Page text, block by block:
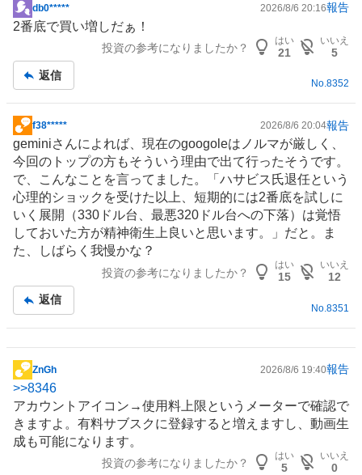
掲
示
事
db0***** 2026/8/6 20:16報告
2番底で買い増しだぁ！
投資の参考になりましたか？
はい
21
いいえ
5
返信
No.8352
掲
示
板
記
事
f38***** 2026/8/6 20:04報告
geminiさんによれば、現在のgoogoleはノルマが厳しく、
今回のトップの方もそういう理由で出て行ったそうです。
で、こんなことを言ってました。「ハサビス氏退任という
心理的ショックを受けた以上、短期的には2番底を試しに
いく展開（330ドル台、最悪320ドル台への下落）は覚悟
しておいた方が精神衛生上良いと思います。」だと。ま
た、しばらく我慢かな？
投資の参考になりましたか？
はい
15
いいえ
12
返信
No. 8351
掲
示
板
記
事
ZnGh 2026/8/6 19:40報告
>>8346
アカウントアイコン→使用料上限というメーターで確認で
きますよ。有料サブスクに登録すると増えますし、動画生
成も可能になります。
投資の参考になりましたか？
はい
5
いいえ
0